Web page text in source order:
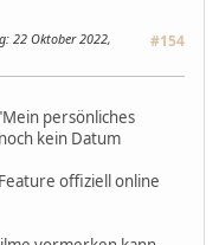
#154
: 22 Oktober 2022,
persönliches
kein Datum
offiziell online